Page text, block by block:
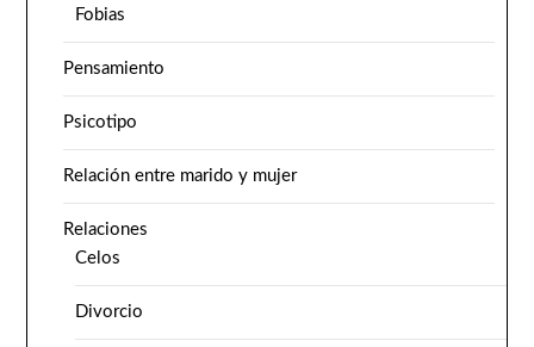
Fobias
Pensamiento
Psicotipo
Relación entre marido y mujer
Relaciones
Celos
Divorcio